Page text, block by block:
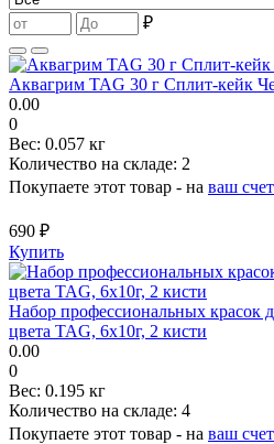
₽
Аквагрим TAG 30 г Сплит-кейк
0.00
0
Вес: 0.057 кг
Количество на складе: 2
Покупаете этот товар - на ваш счет
690 ₽
Купить
Набор профессиональных красок
цвета TAG, 6x10г, 2 кисти
0.00
0
Вес: 0.195 кг
Количество на складе: 4
Покупаете этот товар - на ваш счет